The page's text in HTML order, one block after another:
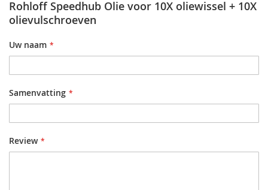
Rohloff Speedhub Olie voor 10X oliewissel + 10X
olievulschroeven
Uw naam
Samenvatting
Review